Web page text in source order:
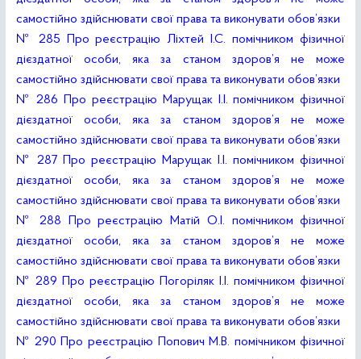
самостійно здійснювати свої права та виконувати обов’язки
№ 285 Про реєстрацію Ліхтей І.С. помічником фізичної
дієздатної особи, яка за станом здоров’я не може
самостійно здійснювати свої права та виконувати обов’язки
№ 286 Про реєстрацію Марущак І.І. помічником фізичної
дієздатної особи, яка за станом здоров’я не може
самостійно здійснювати свої права та виконувати обов’язки
№ 287 Про реєстрацію Марущак І.І. помічником фізичної
дієздатної особи, яка за станом здоров’я не може
самостійно здійснювати свої права та виконувати обов’язки
№ 288 Про реєстрацію Матій О.І. помічником фізичної
дієздатної особи, яка за станом здоров’я не може
самостійно здійснювати свої права та виконувати обов’язки
№ 289 Про реєстрацію Погоріляк І.І. помічником фізичної
дієздатної особи, яка за станом здоров’я не може
самостійно здійснювати свої права та виконувати обов’язки
№ 290 Про реєстрацію Попович М.В. помічником фізичної